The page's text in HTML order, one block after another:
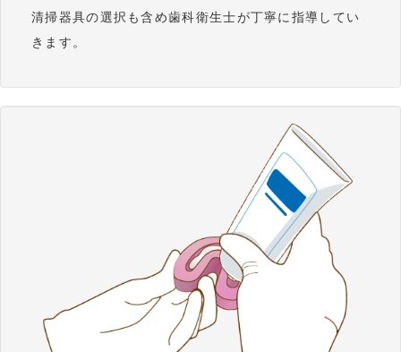
清掃器具の選択も含め歯科衛生士が丁寧に指導してい
きます。